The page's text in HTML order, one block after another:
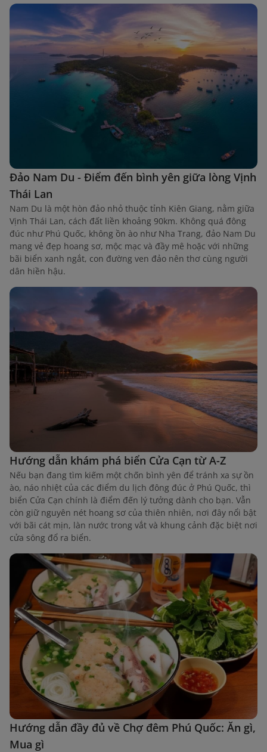
Đảo Nam Du - Điểm đến bình yên giữa lòng Vịnh
Thái Lan
Nam Du là một hòn đảo nhỏ thuộc tỉnh Kiên Giang, nằm giữa
Vịnh Thái Lan, cách đất liền khoảng 90km. Không quá đông
đúc như Phú Quốc, không ồn ào như Nha Trang, đảo Nam Du
mang vẻ đẹp hoang sơ, mộc mạc và đầy mê hoặc với những
bãi biển xanh ngắt, con đường ven đảo nên thơ cùng người
dân hiền hậu.
Hướng dẫn khám phá biển Cửa Cạn từ A-Z
Nếu bạn đang tìm kiếm một chốn bình yên để tránh xa sự ồn
ào, náo nhiệt của các điểm du lịch đông đúc ở Phú Quốc, thì
biển Cửa Cạn chính là điểm đến lý tưởng dành cho bạn. Vẫn
còn giữ nguyên nét hoang sơ của thiên nhiên, nơi đây nổi bật
với bãi cát mịn, làn nước trong vắt và khung cảnh đặc biệt nơi
cửa sông đổ ra biển.
Hướng dẫn đầy đủ về Chợ đêm Phú Quốc: Ăn gì,
Mua gì